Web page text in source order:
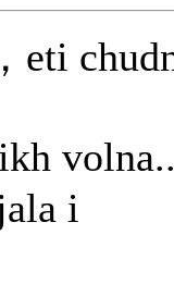
eti
i